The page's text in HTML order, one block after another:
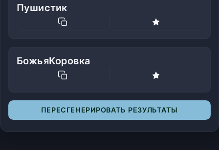
Пушистик
БожьяКоровка
ПЕРЕСГЕНЕРИРОВАТЬ РЕЗУЛЬТАТЫ